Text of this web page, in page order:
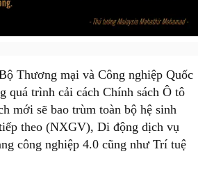
Thương mại và Công nghiệp Quốc
quá trình cải cách Chính sách Ô tô
mới sẽ bao trùm toàn bộ hệ sinh
theo (NXGV), Di động dịch vụ
công nghiệp 4.0 cũng như Trí tuệ